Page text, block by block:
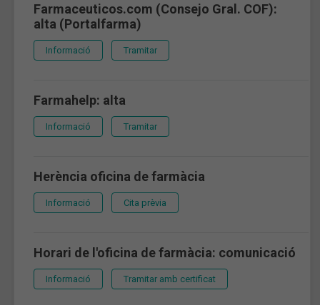
Farmaceuticos.com (Consejo Gral. COF):
alta (Portalfarma)
Informació Tramitar
Farmahelp: alta
Informació Tramitar
Herència oficina de farmàcia
Informació Cita prèvia
Horari de l'oficina de farmàcia: comunicació
Informació Tramitar amb certificat